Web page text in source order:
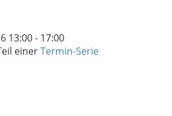
13:00 - 17:00
einerTermin-Serie